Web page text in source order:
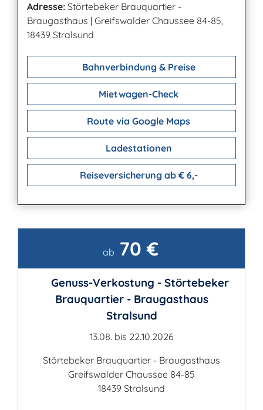
Adresse: Störtebeker Brauquartier -
Braugasthaus | Greifswalder Chaussee 84-85,
18439 Stralsund
Bahnverbindung & Preise
Mietwagen-Check
Route via Google Maps
Ladestationen
Reiseversicherung ab € 6,-
ab 70 €
Genuss-Verkostung - Störtebeker
Brauquartier - Braugasthaus
Stralsund
13.08. bis 22.10.2026
Störtebeker Brauquartier - Braugasthaus
Greifswalder Chaussee 84-85
18439 Stralsund